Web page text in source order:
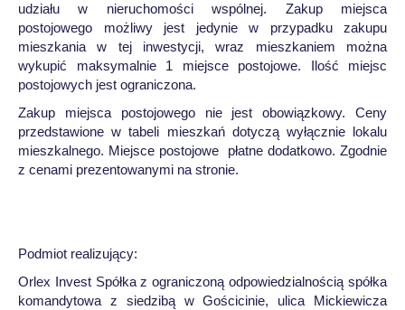
udziału w nieruchomości wspólnej. Zakup miejsca
postojowego możliwy jest jedynie w przypadku zakupu
mieszkania w tej inwestycji, wraz mieszkaniem można
wykupić maksymalnie 1 miejsce postojowe. Ilość miejsc
postojowych jest ograniczona.
Zakup miejsca postojowego nie jest obowiązkowy. Ceny
przedstawione w tabeli mieszkań dotyczą wyłącznie lokalu
mieszkalnego. Miejsce postojowe płatne dodatkowo. Zgodnie
z cenami prezentowanymi na stronie.
Podmiot realizujący:
Orlex Invest Spółka z ograniczoną odpowiedzialnością spółka
komandytowa z siedzibą w Gościcinie, ulica Mickiewicza